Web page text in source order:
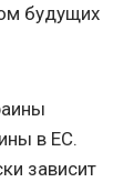
будущих
в ЕС.
зависит